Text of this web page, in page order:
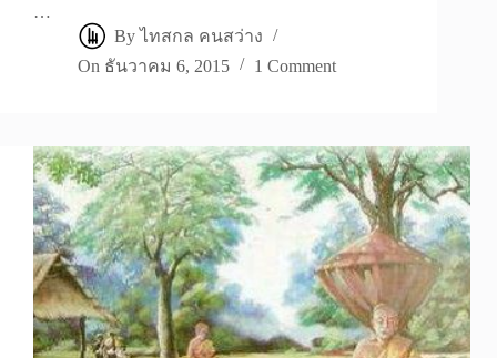
…
By ไทสกล คนสว่าง
On ธันวาคม 6, 2015 1 Comment